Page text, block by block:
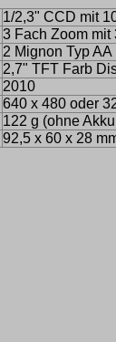
1/2,3" CCD mit
3 Fach Zoom mit
2 Mignon Typ AA
2,7" TFT Farb
2010
640 x 480 oder
122 g (ohne
92,5 x 60 x 28